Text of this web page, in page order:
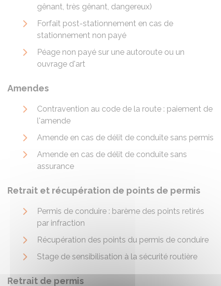
gênant, très gênant, dangereux)
Forfait post-stationnement en cas de
stationnement non payé
Péage non payé sur une autoroute ou un
ouvrage d'art
Amendes
Contravention au code de la route : paiement de
l'amende
Amende en cas de délit de conduite sans permis
Amende en cas de délit de conduite sans
assurance
Retrait et récupération de points de permis
Permis de conduire : barème des points retirés
par infraction
Récupération des points du permis de conduire
Stage de sensibilisation à la sécurité routière
Retrait de permis